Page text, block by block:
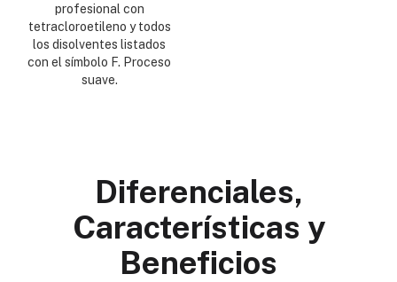
profesional con
tetracloroetileno y todos
los disolventes listados
con el símbolo F. Proceso
suave.
Diferenciales,
Características y
Beneficios